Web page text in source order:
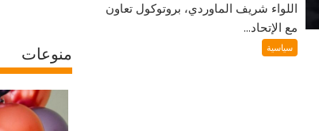
اللواء شريف الماوردي، بروتوكول تعاون
مع الإتحاد...
سياسية منوعات